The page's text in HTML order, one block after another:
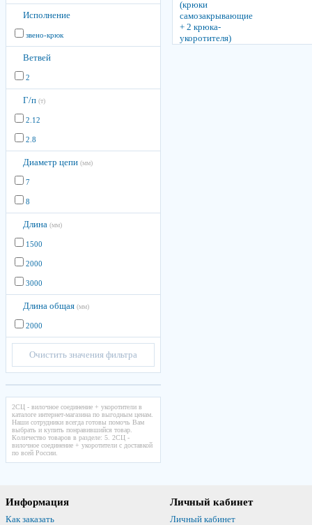
Исполнение
звено-крюк
Ветвей
2
Г/п (т)
2.12
2.8
Диаметр цепи (мм)
7
8
Длина (мм)
1500
2000
3000
Длина общая (мм)
2000
Очистить значения фильтра
2СЦ - вилочное соединение + укоротители в
каталоге интернет-магазина по выгодным ценам.
Наши сотрудники всегда готовы помочь Вам
выбрать и купить понравившийся товар.
Количество товаров в разделе: 5. 2СЦ -
вилочное соединение + укоротители с доставкой
по всей России.
Информация
Как заказать
Личный кабинет
Личный кабинет